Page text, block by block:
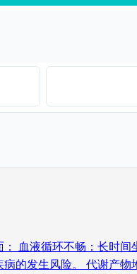
血液循环不畅：长时
的发生风险。 代谢产